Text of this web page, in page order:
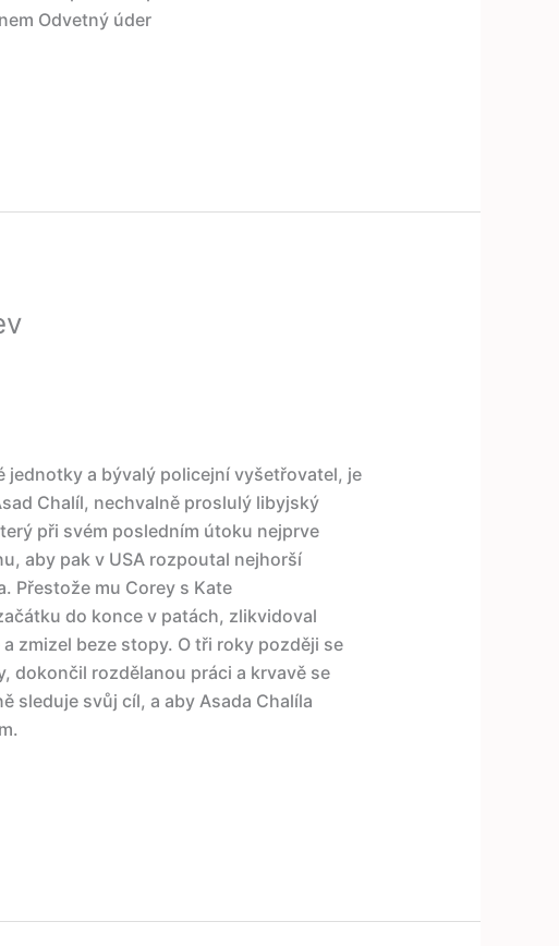
Odvetný úder
a bývalý policejní vyšetřovatel, je
Chalíl, nechvalně proslulý libyjský
při svém posledním útoku nejprve
aby pak v USA rozpoutal nejhorší
Přestože mu Corey s Kate
do konce v patách, zlikvidoval
zmizel beze stopy. O tři roky později se
dokončil rozdělanou práci a krvavě se
sleduje svůj cíl, a aby Asada Chalíla